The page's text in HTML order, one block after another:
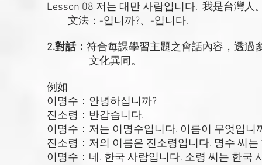
Lesson 08 저는 대만 사람입니다. 我是台灣人
文法：-입니까?、-입니다.
2.對話： 符合每課學習主題之會話內容，透過
文化異同。
例如
이명수：안녕하십니까?
진소령：반갑습니다.
이명수：저는 이명수입니다. 이름이 무엇입니
진소령：저의 이름은 진소령입니다. 명수 씨는
이명수：네. 한국 사람입니다. 소령 씨는 한국